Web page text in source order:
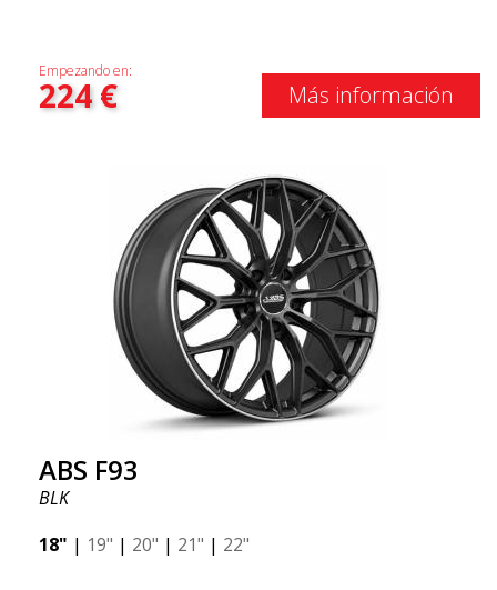
Empezando en:
224€ Más información
ABS F93
BLK
18" | 19" | 20" | 21" | 22"